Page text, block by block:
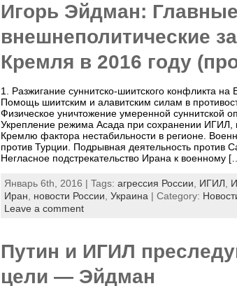
Игорь Эйдман: Главные
внешнеполитические
Кремля в 2016 году
1. Разжигание суннитско-шиитского конфликта на
Помощь шиитским и алавитским силам в
Физическое уничтожение умеренной суннитской
Укрепление режима Асада при сохранении ИГИЛ,
Кремлю фактора нестабильности в регионе.
против Турции. Подрывная деятельность против
Негласное подстрекательство Ирана к военному
Январь 6th, 2016 | Tags: агрессия России ИГИЛ
Иран
новости России Украина | Category:
Leave a comment
Путин и ИГИЛ
цели — Эйдман